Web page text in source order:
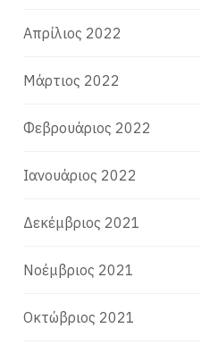
Απρίλιος 2022
Μάρτιος 2022
Φεβρουάριος 2022
Ιανουάριος 2022
Δεκέμβριος 2021
Νοέμβριος 2021
Οκτώβριος 2021